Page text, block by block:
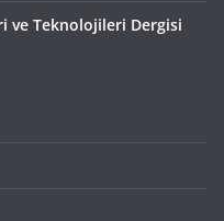
ve Teknolojileri Dergisi